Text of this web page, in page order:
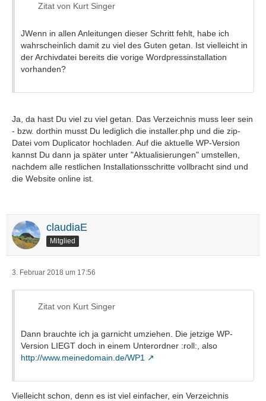
Zitat von Kurt Singer
JWenn in allen Anleitungen dieser Schritt fehlt, habe ich
wahrscheinlich damit zu viel des Guten getan. Ist vielleicht in
der Archivdatei bereits die vorige Wordpressinstallation
vorhanden?
Ja, da hast Du viel zu viel getan. Das Verzeichnis muss leer sein
- bzw. dorthin musst Du lediglich die installer.php und die zip-
Datei vom Duplicator hochladen. Auf die aktuelle WP-Version
kannst Du dann ja später unter "Aktualisierungen" umstellen,
nachdem alle restlichen Installationsschritte vollbracht sind und
die Website online ist.
claudiaE
Mitglied
3. Februar 2018 um 17:56
Zitat von Kurt Singer
Dann brauchte ich ja garnicht umziehen. Die jetzige WP-
Version LIEGT doch in einem Unterordner :roll:, also
http://www.meinedomain.de/WP1
Vielleicht schon, denn es ist viel einfacher, ein Verzeichnis